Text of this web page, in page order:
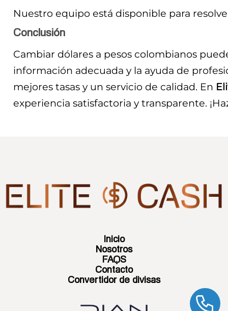
Nuestro equipo está disponible para
Conclusión
Cambiar dólares a pesos colombianos
información adecuada y la ayuda de
mejores tasas y un servicio de calidad. En
experiencia satisfactoria y transparente.
Inicio
Nosotros
FAQS
Contacto
Convertidor de divisas